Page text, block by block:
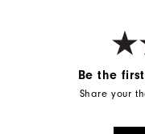
Be the
Share your